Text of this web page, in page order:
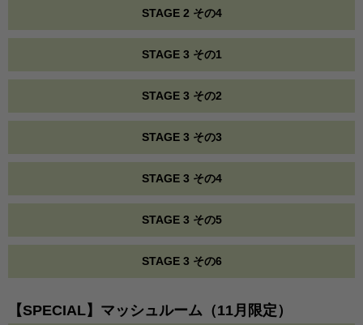
STAGE 2 その4
STAGE 3 その1
STAGE 3 その2
STAGE 3 その3
STAGE 3 その4
STAGE 3 その5
STAGE 3 その6
【SPECIAL】マッシュルーム（11月限定）